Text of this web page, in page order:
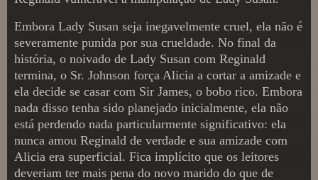
Embora Lady Susan seja inegavelmente cruel, ela não é
severamente punida por sua crueldade. No final da
história, o noivado de Lady Susan com Reginald
termina, o Sr. Johnson força Alicia a cortar a amizade e
ela decide se casar com Sir James, o bobo rico. Embora
nada disso tenha sido planejado inicialmente, ela não
está perdendo nada particularmente significativo: ela
nunca amou Reginald de verdade e sua amizade com
Alicia era superficial. Fica implícito que os leitores
deveriam ter mais pena do novo marido do que de